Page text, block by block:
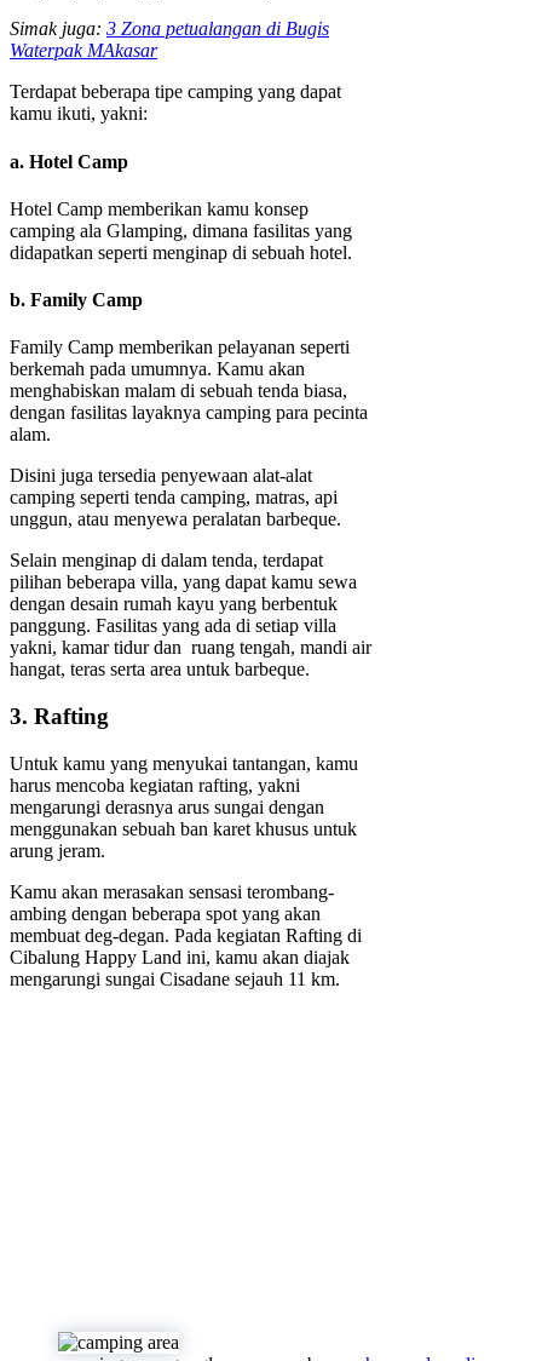
Simak juga: 3 Zona petualangan di Bugis
Waterpak MAkasar
Terdapat beberapa tipe camping yang dapat
kamu ikuti, yakni:
a. Hotel Camp
Hotel Camp memberikan kamu konsep
camping ala Glamping, dimana fasilitas yang
didapatkan seperti menginap di sebuah hotel.
b. Family Camp
Family Camp memberikan pelayanan seperti
berkemah pada umumnya. Kamu akan
menghabiskan malam di sebuah tenda biasa,
dengan fasilitas layaknya camping para pecinta
alam.
Disini juga tersedia penyewaan alat-alat
camping seperti tenda camping, matras, api
unggun, atau menyewa peralatan barbeque.
Selain menginap di dalam tenda, terdapat
pilihan beberapa villa, yang dapat kamu sewa
dengan desain rumah kayu yang berbentuk
panggung. Fasilitas yang ada di setiap villa
yakni, kamar tidur dan ruang tengah, mandi air
hangat, teras serta area untuk barbeque.
3. Rafting
Untuk kamu yang menyukai tantangan, kamu
harus mencoba kegiatan rafting, yakni
mengarungi derasnya arus sungai dengan
menggunakan sebuah ban karet khusus untuk
arung jeram.
Kamu akan merasakan sensasi terombang-
ambing dengan beberapa spot yang akan
membuat deg-degan. Pada kegiatan Rafting di
Cibalung Happy Land ini, kamu akan diajak
mengarungi sungai Cisadane sejauh 11 km.